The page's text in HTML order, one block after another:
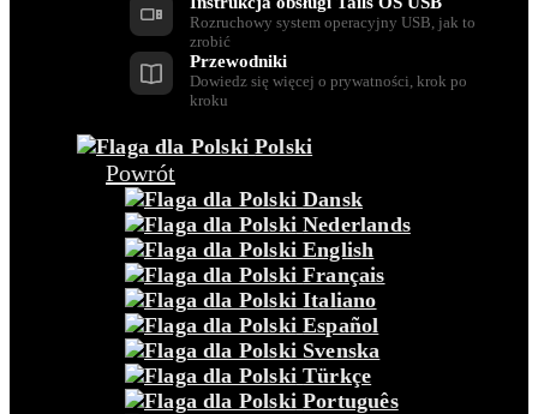
Rozruchowy system operacyjny USB, jak to
zrobić
Przewodniki
Dowiedz się więcej o prywatności, krok po
kroku
Polski
Powrót
Dansk
Nederlands
English
Français
Italiano
Español
Svenska
Türkçe
Português